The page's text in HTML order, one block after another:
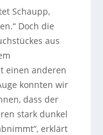
Schaupp,
Doch die
aus
einen anderen
konnten wir
dass der
stark dunkel
erklärt